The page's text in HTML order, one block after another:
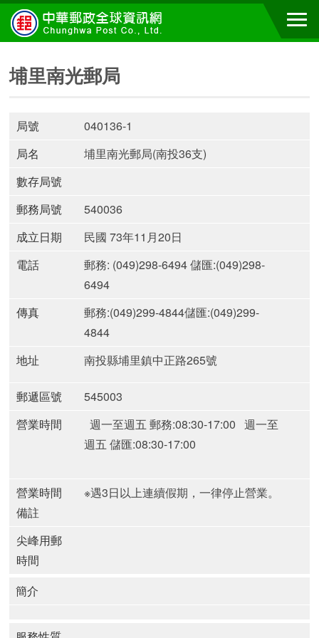
埔里南光郵局
局號
040136-1
局名
埔里南光郵局(南投36支)
數存局號
郵務局號
540036
成立日期
民國 73年11月20日
電話
郵務: (049)298-6494 儲匯:(049)298-
6494
傳真
郵務:(049)299-4844儲匯:(049)299-
4844
地址
南投縣埔里鎮中正路265號
郵遞區號
545003
營業時間
週一至週五 郵務:08:30-17:00 週一至
週五 儲匯:08:30-17:00
營業時間
備註
※遇3日以上連續假期，一律停止營業。
尖峰用郵
時間
簡介